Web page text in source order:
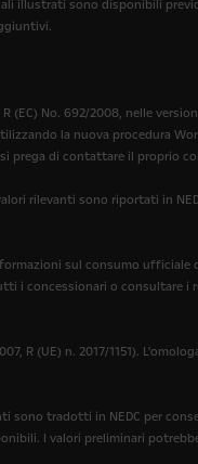
illustrati sono disponibili
(EC) No. 692/2008, nelle
la nuova procedura
prega di contattare il proprio
rilevanti sono riportati in
sul consumo ufficiale
concessionari o consultare i
R (UE) n. 2017/1151).
sono tradotti in NEDC per
I valori preliminari